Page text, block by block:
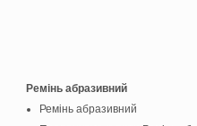
Ремінь абразивний
Ремінь абразивний